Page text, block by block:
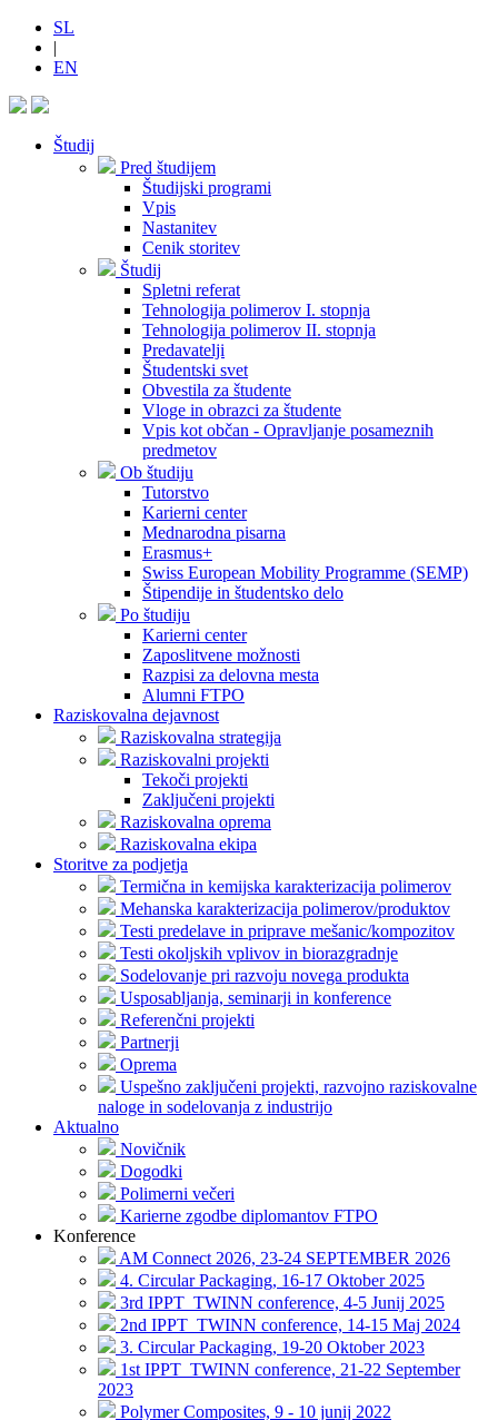
SL
|
EN
Študij
Pred študijem
Študijski programi
Vpis
Nastanitev
Cenik storitev
Študij
Spletni referat
Tehnologija polimerov I. stopnja
Tehnologija polimerov II. stopnja
Predavatelji
Študentski svet
Obvestila za študente
Vloge in obrazci za študente
Vpis kot občan - Opravljanje posameznih
predmetov
Ob študiju
Tutorstvo
Karierni center
Mednarodna pisarna
Erasmus+
Swiss European Mobility Programme (SEMP)
Štipendije in študentsko delo
Po študiju
Karierni center
Zaposlitvene možnosti
Razpisi za delovna mesta
Alumni FTPO
Raziskovalna dejavnost
Raziskovalna strategija
Raziskovalni projekti
Tekoči projekti
Zaključeni projekti
Raziskovalna oprema
Raziskovalna ekipa
Storitve za podjetja
Termična in kemijska karakterizacija polimerov
Mehanska karakterizacija polimerov/produktov
Testi predelave in priprave mešanic/kompozitov
Testi okoljskih vplivov in biorazgradnje
Sodelovanje pri razvoju novega produkta
Usposabljanja, seminarji in konference
Referenčni projekti
Partnerji
Oprema
Uspešno zaključeni projekti, razvojno raziskovalne
naloge in sodelovanja z industrijo
Aktualno
Novičnik
Dogodki
Polimerni večeri
Karierne zgodbe diplomantov FTPO
Konference
AM Connect 2026, 23-24 SEPTEMBER 2026
4. Circular Packaging, 16-17 Oktober 2025
3rd IPPT_TWINN conference, 4-5 Junij 2025
2nd IPPT_TWINN conference, 14-15 Maj 2024
3. Circular Packaging, 19-20 Oktober 2023
1st IPPT_TWINN conference, 21-22 September
2023
Polymer Composites, 9 - 10 junij 2022